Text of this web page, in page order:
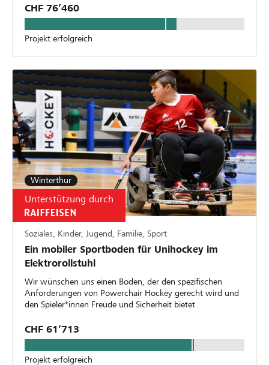
CHF 76’460
Projekt erfolgreich
Winterthur
Unterstützung durch
Soziales, Kinder, Jugend, Familie, Sport
Ein mobiler Sportboden für Unihockey im
Elektrorollstuhl
Wir wünschen uns einen Boden, der den spezifischen
Anforderungen von Powerchair Hockey gerecht wird und
den Spieler*innen Freude und Sicherheit bietet
CHF 61’713
Projekt erfolgreich